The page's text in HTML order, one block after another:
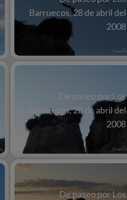
Barruecos, 28 de abril del
2008
De paseo por Los
Barruecos, 28 de abril del
2008
De paseo por Los